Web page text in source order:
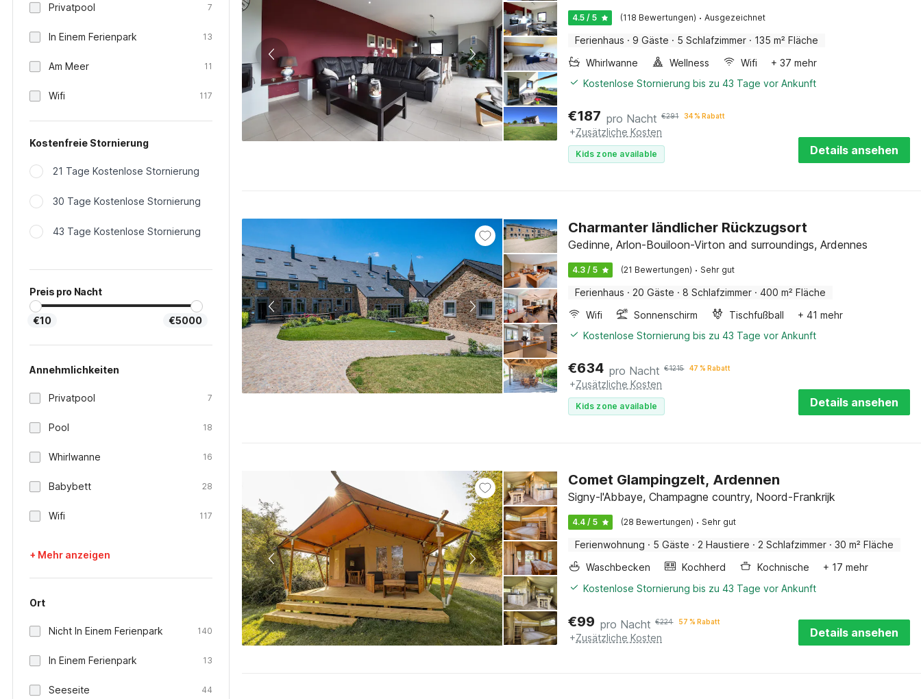
Privatpool 7
In Einem Ferienpark 13
Am Meer 11
Wifi 117
Kostenfreie Stornierung
21 Tage Kostenlose Stornierung
30 Tage Kostenlose Stornierung
43 Tage Kostenlose Stornierung
Preis pro Nacht
€10 €5000
Annehmlichkeiten
Privatpool 7
Pool 18
Whirlwanne 16
Babybett 28
Wifi 117
+ Mehr anzeigen
Ort
Nicht In Einem Ferienpark 140
In Einem Ferienpark 13
Seeseite 44
4.5 / 5 (118 Bewertungen) · Ausgezeichnet
Ferienhaus · 9 Gäste · 5 Schlafzimmer · 135 m² Fläche
Whirlwanne
Wellness Wifi
+ 37 mehr
Kostenlose Stornierung bis zu 43 Tage vor Ankunft
€187 pro Nacht €291 34 % Rabatt
+Zusätzliche Kosten
Kids zone available Details ansehen
Charmanter ländlicher Rückzugsort
Gedinne, Arlon-Bouiloon-Virton and surroundings, Ardennes
4.3 / 5 (21 Bewertungen) · Sehr gut
Ferienhaus · 20 Gäste · 8 Schlafzimmer · 400 m² Fläche
Wifi
Sonnenschirm Tischfußball
+ 41 mehr
Kostenlose Stornierung bis zu 43 Tage vor Ankunft
€634 pro Nacht €1215 47 % Rabatt
+Zusätzliche Kosten
Kids zone available Details ansehen
Comet Glampingzelt, Ardennen
Signy-l'Abbaye, Champagne country, Noord-Frankrijk
4.4 / 5 (28 Bewertungen) · Sehr gut
Ferienwohnung · 5 Gäste · 2 Haustiere · 2 Schlafzimmer · 30 m² Fläche
Waschbecken
Kochherd Kochnische
+ 17 mehr
Kostenlose Stornierung bis zu 43 Tage vor Ankunft
€99 pro Nacht €224 57 % Rabatt
+Zusätzliche Kosten Details ansehen